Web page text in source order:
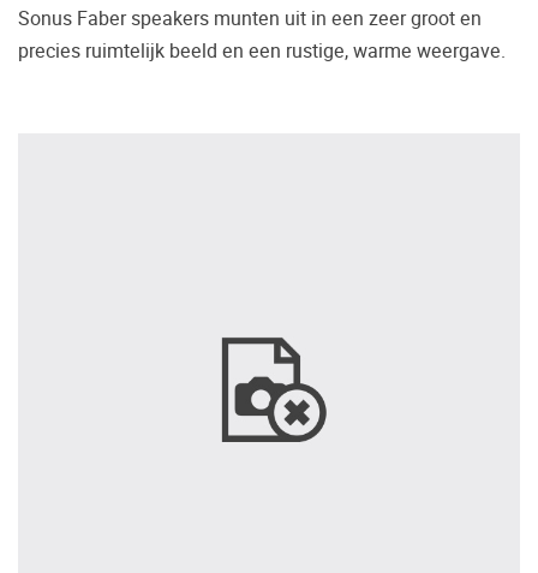
Sonus Faber speakers munten uit in een zeer groot en
precies ruimtelijk beeld en een rustige, warme weergave.